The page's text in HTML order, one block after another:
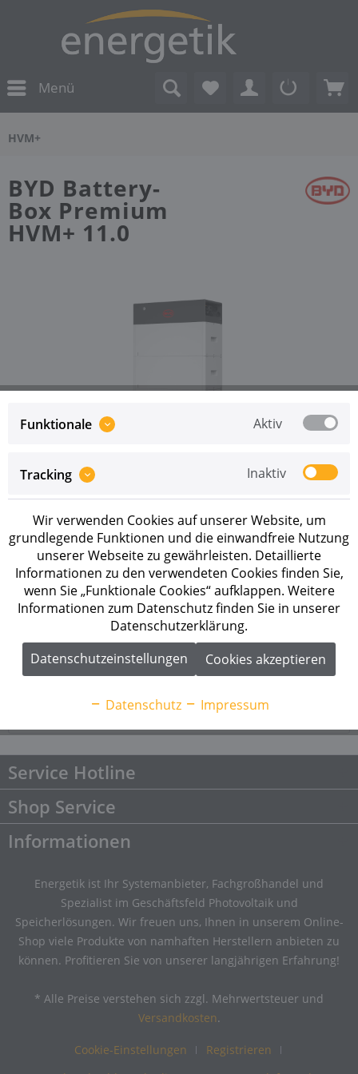
Menü
HVM+
BYD Battery-
Box Premium
HVM+ 11.0
Preise sind erst nach erfolgreicher Registrierung
als
Merken
Artikel-Nr.: 290185
Beschreibung
BYD Battery-Box Premium HVM+ 11.0 Batterieset
11,04 kWh BYD HVM+ Module...mehr
Service Hotline
Shop Service
Informationen
Energetik ist Ihr Systemanbieter, Fachgroßhandel und
Spezialist im Geschäftsfeld Photovoltaik und
Speicherlösungen. Wir freuen uns, Ihnen in unserem Online-
Shop viele Produkte von namhaften Herstellern anbieten zu
können. Profitieren Sie von unserer langjährigen Erfahrung!
* Alle Preise verstehen sich zzgl. Mehrwertsteuer und
Versandkosten.
Cookie-Einstellungen
Registrieren
Funktionale Aktiv
Tracking Inaktiv
Wir verwenden Cookies auf unserer Website, um
grundlegende Funktionen und die einwandfreie Nutzung
unserer Webseite zu gewährleisten. Detaillierte
Informationen zu den verwendeten Cookies finden Sie,
wenn Sie „Funktionale Cookies“ aufklappen. Weitere
Informationen zum Datenschutz finden Sie in unserer
Datenschutzerklärung.
Datenschutzeinstellungen
Cookies akzeptieren
Datenschutz Impressum